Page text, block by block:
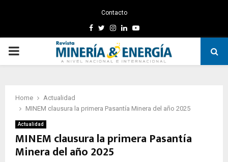
Contacto
Facebook
TwitterInstagram
LinkedinYoutube
PRIMARY
Home
Actualidad
MINEM clausura la primera Pasantía Minera del año 2025
Actualidad
MINEM clausura la primera Pasantía
Minera del año 2025